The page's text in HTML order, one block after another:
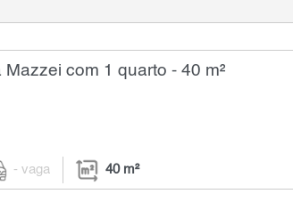
com 1 quarto - 40 m²
- vaga 40 m²